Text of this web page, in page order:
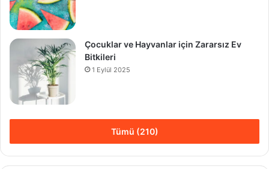
Çocuklar ve Hayvanlar için Zararsız Ev
Bitkileri
1 Eylül 2025
Tümü (210)